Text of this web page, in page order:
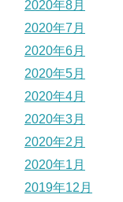
2020年8月
2020年7月
2020年6月
2020年5月
2020年4月
2020年3月
2020年2月
2020年1月
2019年12月